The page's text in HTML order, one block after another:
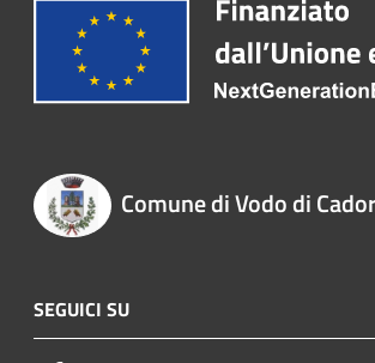
Comune di Vodo di
SEGUICI SU